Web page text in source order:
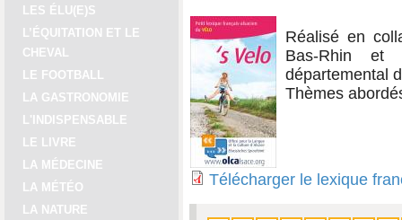
LES ÉLU(E)S
L’ÉQUITATION ET LE
CHEVAL
LE FOOTBALL
LA GASTRONOMIE
L'INDISPENSABLE
LE LIVRE
LA MÉDECINE
LA MÉTÉO
LA NATURE
Réalisé en
Bas-Rhin et
départemental
Thèmes
Télécharger le lexique